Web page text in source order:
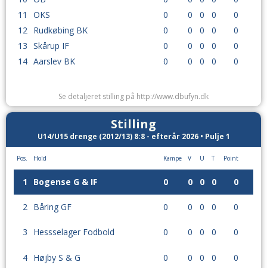
Bogense G & IF Brylle/Verninge/Broby
November 2026
MG & BK
Ude
MG & BK.s anlæg Bogense G & IF
MG & BK Bogense G & IF
11
OKS 0 0 0 0
0
12 Rudkøbing BK 0 0 0 0
0
13 Skårup IF 0 0 0 0
0
14 Aarslev BK 0 0 0 0 0
Se detaljeret stilling på http://www.dbufyn.dk
Stilling
U14/U15 drenge (2012/13) 8:8 - efterår 2026 • Pulje 1
Pos. Hold Kampe V U T Point
1 Bogense G & IF 0 0 0 0 0
2 Båring GF 0 0 0 0 0
3 Hessselager Fodbold 0 0 0 0 0
4 Højby S & G 0 0 0 0 0